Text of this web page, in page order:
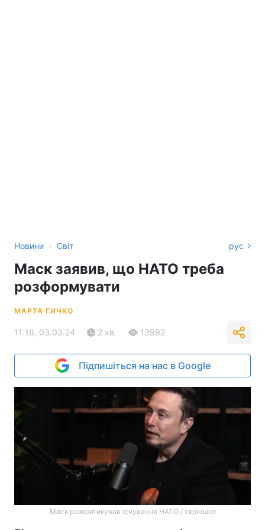
Новини › Світ рус
Маск заявив, що НАТО треба
розформувати
МАРТА ГИЧКО
11:18, 03.03.24 2 хв. 13992
Підпишіться на нас в Google
Маск розкритикував існування НАТО / скріншот